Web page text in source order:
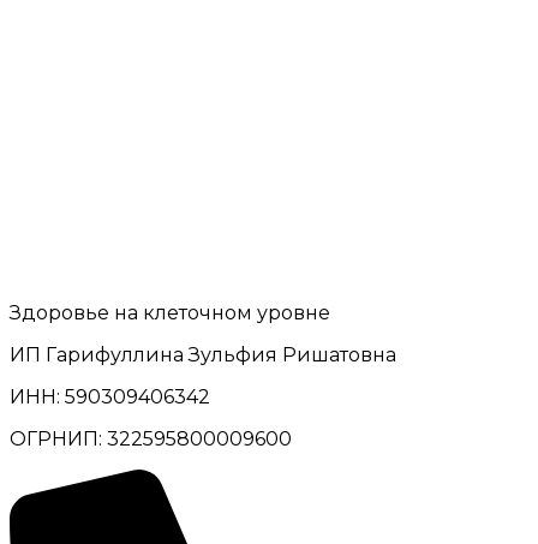
Здоровье на клеточном уровне
ИП Гарифуллина Зульфия Ришатовна
ИНН: 590309406342
ОГРНИП: 322595800009600